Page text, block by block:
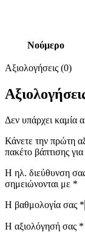
Νούμερο
Αξιολογήσεις (0)
Δεν υπάρχει καμία
Κάνετε την πρώτη
πακέτο βάπτισης
Η ηλ. διεύθυνση
σημειώνονται με *
Η βαθμολογία σας *
Η αξιολόγησή σας *